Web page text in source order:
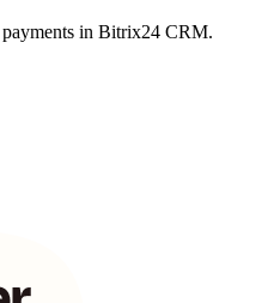
in Bitrix24 CRM.